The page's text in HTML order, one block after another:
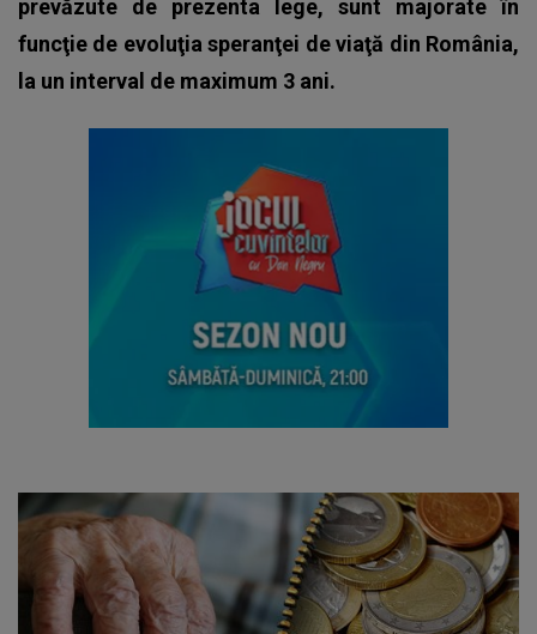
prevăzute de prezenta lege, sunt majorate în
funcţie de evoluţia speranţei de viaţă din România,
la un interval de maximum 3 ani.